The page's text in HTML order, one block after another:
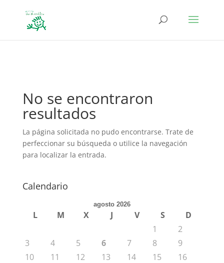
No se encontraron
resultados
La página solicitada no pudo encontrarse. Trate de
perfeccionar su búsqueda o utilice la navegación
para localizar la entrada.
Calendario
agosto 2026
L M X J V S
D
1
2
3
4 5 6 7 8
9
10
11 12 13 14 15
16